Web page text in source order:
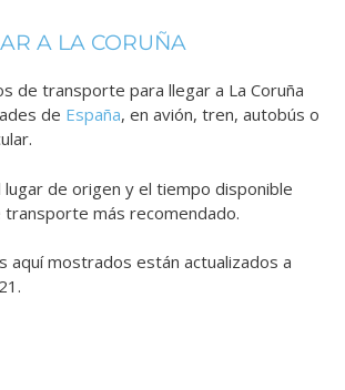
A LA CORUÑA
de transporte para llegar a La Coruña
de España, en avión, tren, autobús o
de origen y el tiempo disponible
transporte más recomendado.
aquí mostrados están actualizados a